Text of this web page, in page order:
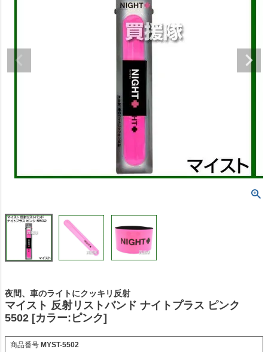
夜間、車のライトにクッキリ反射
マイスト 反射リストバンド ナイトプラス ピンク
5502 [カラー:ピンク]
商品番号 MYST-5502